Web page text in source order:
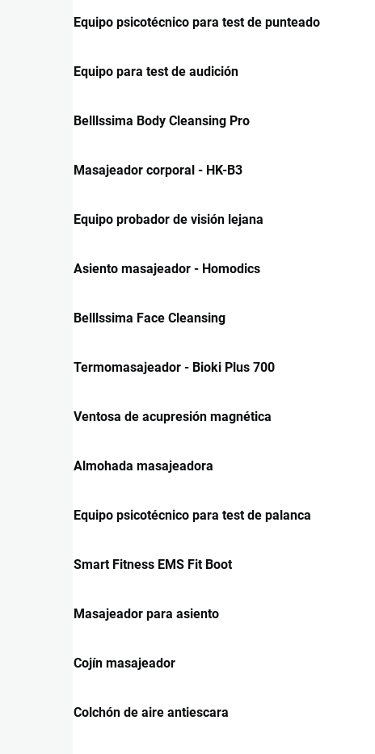
Equipo psicotécnico para test de punteado
Equipo para test de audición
Belllssima Body Cleansing Pro
Masajeador corporal - HK-B3
Equipo probador de visión lejana
Asiento masajeador - Homodics
Belllssima Face Cleansing
Termomasajeador - Bioki Plus 700
Ventosa de acupresión magnética
Almohada masajeadora
Equipo psicotécnico para test de palanca
Smart Fitness EMS Fit Boot
Masajeador para asiento
Cojín masajeador
Colchón de aire antiescara